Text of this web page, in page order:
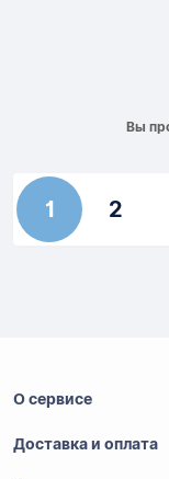
Вы
1 2
О сервисе
Доставка и оплата